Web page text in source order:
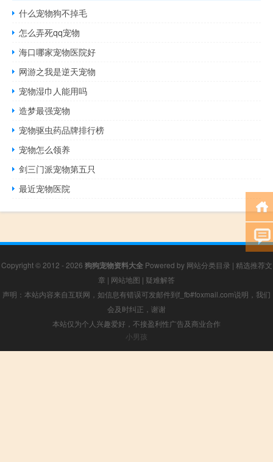
什么宠物狗不掉毛
怎么弄死qq宠物
海口哪家宠物医院好
网游之我是逆天宠物
宠物湿巾人能用吗
造梦最强宠物
宠物驱虫药品牌排行榜
宠物怎么领养
剑三门派宠物第五只
最近宠物医院
Copyright © 2012 - 2026 狗狗宠物资料大全Powered by 网站分类目录 | 精选推荐文
章 | 网站地图 | 疑难解答
声明：本站内容来自互联网，如信息有错误可发邮件到f_fb#foxmail.com说明，我们
会及时纠正，谢谢
本站仅为个人兴趣爱好，不接盈利性广告及商业合作
小男孩